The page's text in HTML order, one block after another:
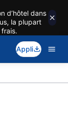
d’hôtel dans
la plupart
Appli